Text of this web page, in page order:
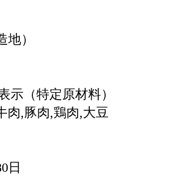
）
示（特定原材料）
肉,豚肉,鶏肉,大豆
日